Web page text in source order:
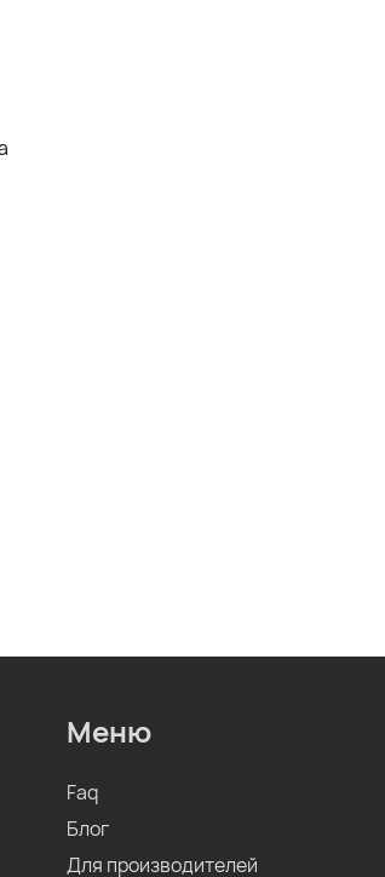
Меню
Faq
Блог
Для производителей